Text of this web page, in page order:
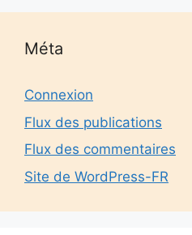
Méta
Connexion
Flux des publications
Flux des commentaires
Site de WordPress-FR